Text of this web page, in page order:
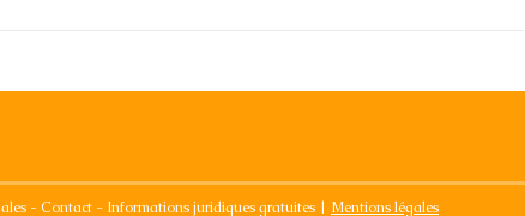
- Contact - Informations juridiques gratuites | Mentions légales